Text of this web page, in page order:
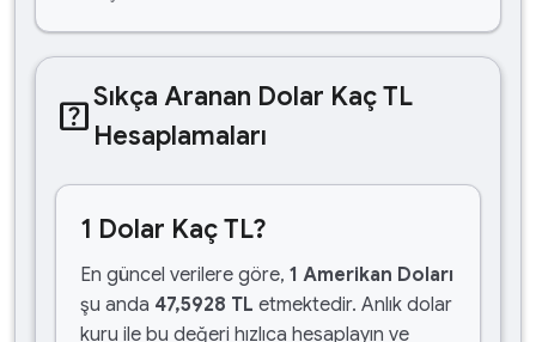
help_centerSıkça Aranan Dolar Kaç TL
Hesaplamaları
1 Dolar Kaç TL?
En güncel verilere göre, 1 Amerikan Doları
şu anda 47,5928 TL etmektedir. Anlık dolar
kuru ile bu değeri hızlıca hesaplayın ve